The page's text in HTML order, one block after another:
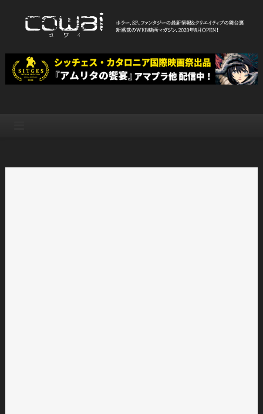
WEB映画マガジン「cowai コ
ワイ」